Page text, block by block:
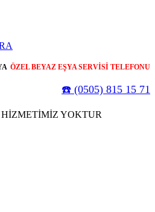
ÖZEL BEYAZ EŞYA SERVİSİ TELEFONU
☎️ (0505) 815 15 71
YOKTUR